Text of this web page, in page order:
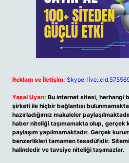
Reklam ve İletişim: Skype:
Yasal Uyarı: Bu internet sitesi, herhangi
şirketi ile hiçbir bağlantısı
hazırladığımız makaleler
haber niteliği taşımamakta olup, gerçek
paylaşım yapılmamaktadır. Gerçek
benzerlikleri tamamen tesadüfidir.
halindedir ve tavsiye niteliği taşımazlar.